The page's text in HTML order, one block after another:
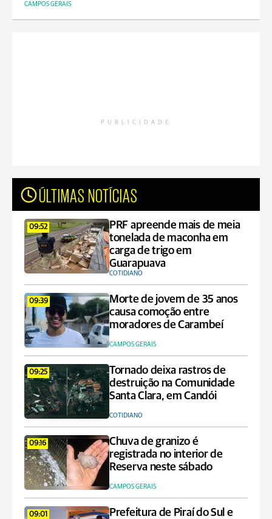
CAMPOS GERAIS
PUBLICIDADE
ÚLTIMAS NOTÍCIAS
09:52
PRF apreende mais de meia
tonelada de maconha em
carga de trigo em
Guarapuava
COTIDIANO
09:39
Morte de jovem de 35 anos
causa comoção entre
moradores de Carambeí
CAMPOS GERAIS
09:25
Tornado deixa rastros de
destruição na Comunidade
Santa Clara, em Candói
COTIDIANO
09:16
Chuva de granizo é
registrada no interior de
Reserva neste sábado
CAMPOS GERAIS
09:01
Prefeitura de Piraí do Sul e